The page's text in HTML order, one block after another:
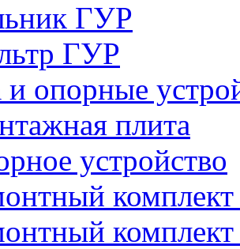
ГУР
ГУР
и опорные
плита
устройство
комплект